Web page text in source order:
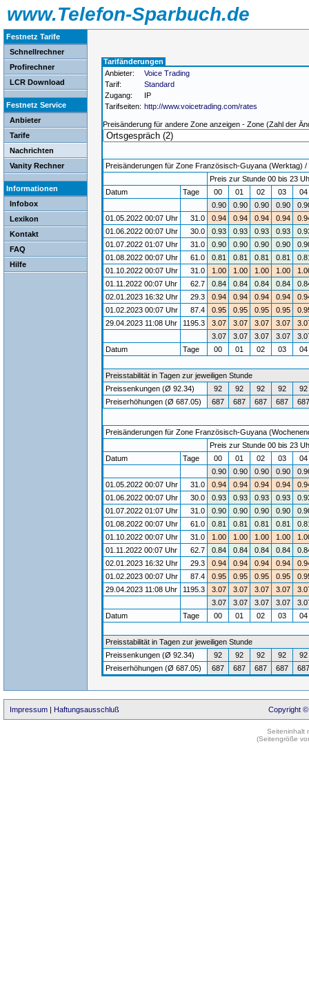
www.Telefon-Sparbuch.de
Festnetz Tarife
Schnellrechner
Profirechner
LCR Download
Festnetz Service
Anbieter
Tarife
Nachrichten
Vanity Rechner
Informationen
Infobox
Lexikon
Kontakt
FAQ
Hilfe
Tarifänderungen
Anbieter:
Voice Trading
Tarif:
Standard
Zugang:
IP
Tarifseiten: http://www.voicetrading.com/rates
Preisänderung für andere Zone anzeigen - Zone (Zahl der
Preisänderungen für Zone Französisch-Guyana (Werktag) /
Preis zur Stunde 00 bis 23
Datum
Tage 00 01 02 03
0.90
0.90 0.90 0.90
01.05.2022 00:07 Uhr
31.0 0.94 0.94 0.94 0.94
01.06.2022 00:07 Uhr
30.0 0.93 0.93 0.93 0.93
01.07.2022 01:07 Uhr
31.0 0.90 0.90 0.90 0.90
01.08.2022 00:07 Uhr
61.0 0.81 0.81 0.81 0.81
01.10.2022 00:07 Uhr
31.0 1.00 1.00 1.00 1.00
01.11.2022 00:07 Uhr
62.7 0.84 0.84 0.84 0.84
02.01.2023 16:32 Uhr
29.3 0.94 0.94 0.94 0.94
01.02.2023 00:07 Uhr
87.4 0.95 0.95 0.95 0.95
29.04.2023 11:08 Uhr
1195.3 3.07 3.07 3.07 3.07
3.07
3.07 3.07 3.07
Datum
Tage 00 01 02 03 04
Preisstabilität in Tagen zur jeweiligen Stunde
Preissenkungen (Ø 92.34)
92 92 92 92
92
Preiserhöhungen (Ø 687.05)
687 687 687 687 687
Preisänderungen für Zone Französisch-Guyana
Preis zur Stunde 00 bis 23
Datum
Tage 00 01 02 03
0.90
0.90 0.90 0.90
01.05.2022 00:07 Uhr
31.0 0.94 0.94 0.94 0.94
01.06.2022 00:07 Uhr
30.0 0.93 0.93 0.93 0.93
01.07.2022 01:07 Uhr
31.0 0.90 0.90 0.90 0.90
01.08.2022 00:07 Uhr
61.0 0.81 0.81 0.81 0.81
01.10.2022 00:07 Uhr
31.0 1.00 1.00 1.00 1.00
01.11.2022 00:07 Uhr
62.7 0.84 0.84 0.84 0.84
02.01.2023 16:32 Uhr
29.3 0.94 0.94 0.94 0.94
01.02.2023 00:07 Uhr
87.4 0.95 0.95 0.95 0.95
29.04.2023 11:08 Uhr
1195.3 3.07 3.07 3.07 3.07
3.07
3.07 3.07 3.07
Datum
Tage 00 01 02 03 04
Preisstabilität in Tagen zur jeweiligen Stunde
Preissenkungen (Ø 92.34)
92 92 92 92
92
Preiserhöhungen (Ø 687.05)
687 687 687 687 687
Impressum | Haftungsausschluß Copyright ©
Seiteninhalt
(Seitengröße